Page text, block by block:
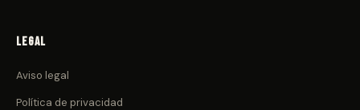
Legal
Aviso legal
Política de privacidad